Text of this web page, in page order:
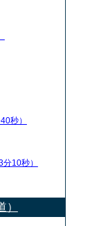
秒）
分10秒）